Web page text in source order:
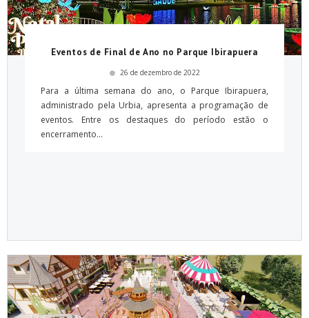
Eventos de Final de Ano no Parque Ibirapuera
26 de dezembro de 2022
Para a última semana do ano, o Parque Ibirapuera,
administrado pela Urbia, apresenta a programação de
eventos. Entre os destaques do período estão o
encerramento...